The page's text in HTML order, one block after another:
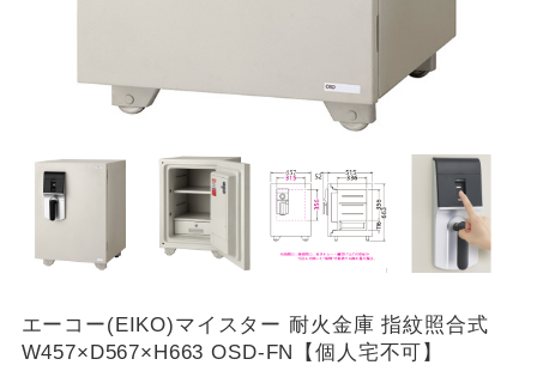
エーコー(EIKO)マイスター 耐火金庫 指紋照合式
W457×D567×H663 OSD-FN【個人宅不可】